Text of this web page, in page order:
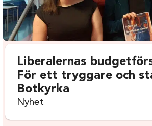
Liberalernas
För ett tryggare och
Botkyrka
Nyhet